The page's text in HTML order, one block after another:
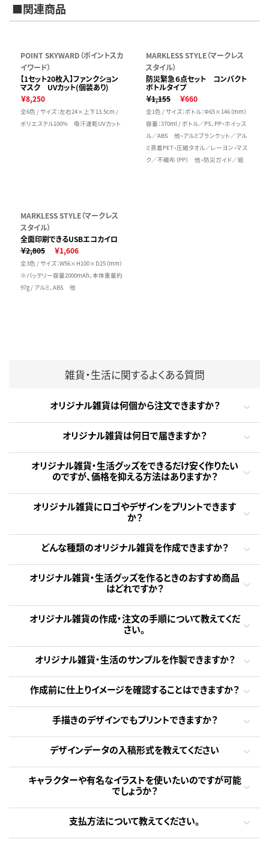
■関連商品
POINT SKYWARD（ポイントスカ
イワード）
【1セット20枚入】ファンクション
マスク UVカット(個装あり)
￥8,250
全6色 / サイズ：左右24×上下13.5cm /
ポリエステル100% 吸汗速乾UVカット
MARKLESS STYLE（マークレス
スタイル）
防災緊急６点セット コンパクト
ボトルタイプ
￥1,155
￥660
全1色 / サイズ：ボトル：Φ65×146（mm）
容量：370ml / ボトル／PS、PP・ホイッス
ル／ABS 他・アルミブランケット／アル
ミ蒸着PET・圧縮タオル／レーヨン・マス
ク／不織布（PP） 他・防災ガイド／紙
MARKLESS STYLE（マークレス
スタイル）
全面印刷できるUSBエコカイロ
￥2,805
￥1,606
全3色 / サイズ：W56×H100×D25（mm）
※バッテリー容量2000mAh、本体重量約
97g / アルミ、ABS 他
雑貨・生活に関するよくある質問
オリジナル雑貨は何個から注文できますか？
オリジナル雑貨は何日で届きますか？
オリジナル雑貨・生活グッズをできるだけ安く作りたい
のですが、価格を抑える方法はありますか？
オリジナル雑貨にロゴやデザインをプリントできます
か？
どんな種類のオリジナル雑貨を作成できますか？
オリジナル雑貨・生活グッズを作るときのおすすめ商品
はどれですか？
オリジナル雑貨の作成・注文の手順について教えてくだ
さい。
オリジナル雑貨・生活のサンプルを作製できますか？
作成前に仕上りイメージを確認することはできますか？
手描きのデザインでもプリントできますか？
デザインデータの入稿形式を教えてください
キャラクターや有名なイラストを使いたいのですが可能
でしょうか？
支払方法について教えてください。